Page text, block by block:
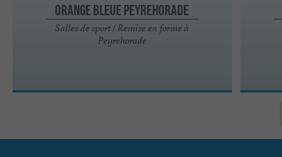
Orange bleue Peyrehorade
Salles de sport / Remise en forme à
Peyrehorade